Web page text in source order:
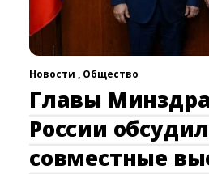
Новости , Общество
Главы
России
совместные